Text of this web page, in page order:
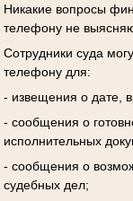
Никакие вопросы
телефону не
Сотрудники суда
телефону для:
- извещения о дате,
- сообщения о
исполнительных
- сообщения о
судебных дел;